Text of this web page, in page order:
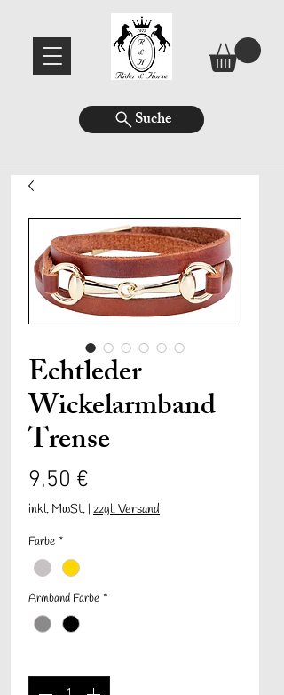
Suche
Echtleder
Wickelarmband
Trense
9,50 €
inkl. MwSt.| zzgl. Versand
Farbe *
Armband Farbe *